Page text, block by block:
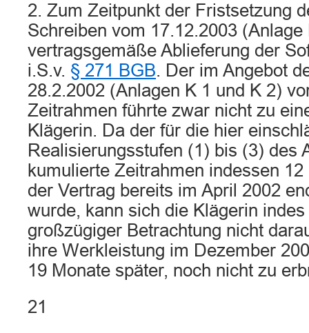
2. Zum Zeitpunkt der Fristsetzung
Schreiben vom 17.12.2003
vertragsgemäße Ablieferung der
i.S.v. § 271 BGB. Der im Angebot
28.2.2002 (Anlagen K 1 und K 2)
Zeitrahmen führte zwar nicht zu
Klägerin. Da der für die hier
Realisierungsstufen (1) bis (3) des
kumulierte Zeitrahmen indessen
der Vertrag bereits im April 2002
wurde, kann sich die Klägerin
großzügiger Betrachtung nicht
ihre Werkleistung im Dezember
19 Monate später, noch nicht zu
21